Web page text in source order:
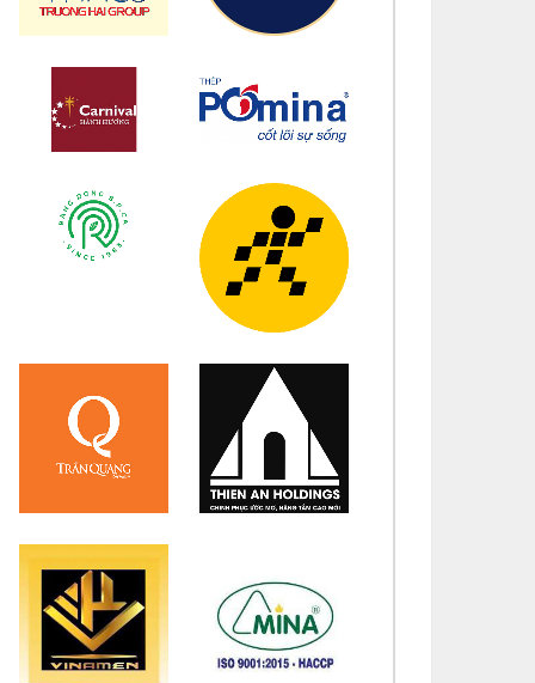
mừng bổn mạng Maria Lê Thị Dung 15/08
mừng bổn mạng Maria Vũ Thị Hoài Trang 15/08
mừng bổn mạng Maria Ngô Thị Thu 15/08
mừng bổn mạng Chị Maria Nguyễn Ngọc Giao
mừng bổn mạng Maria Đỗ Vy Hạ 15/08
mừng bổn mạng Maria Nguyễn Thị Trung Thu
mừng bổn mạng Chị Maria Nguyễn Thị Tiết Hạnh
mừng bổn mạng Maria Nguyễn Ngọc Anh 15/08
mừng bổn mạng Chị Maria Nguyễn Thị Diệu
mừng bổn mạng Chị Maria Nguyễn Thị Bích
15/08
mừng bổn mạng Chị Maria Vương Thị Ngọc Chi